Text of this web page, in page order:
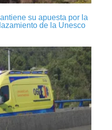
su apuesta por la
de la Unesco